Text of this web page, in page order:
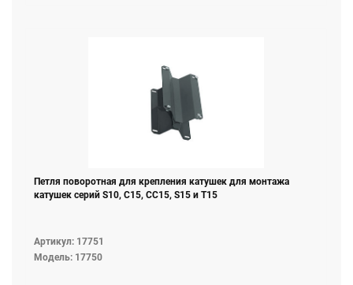
Петля поворотная для крепления катушек для монтажа
катушек серий S10, C15, СС15, S15 и T15
Артикул: 17751
Модель: 17750